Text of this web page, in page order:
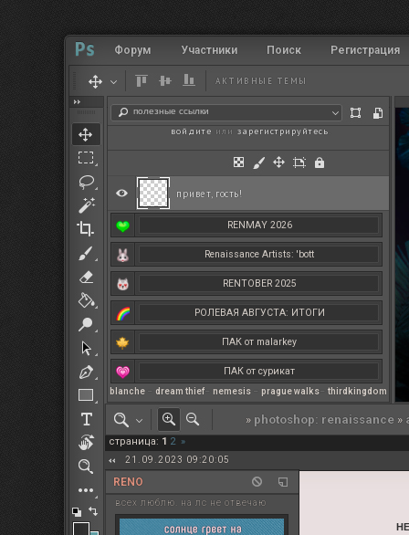
RENMAY 2026
Renaissance Artists: 'bott
RENTOBER 2025
РОЛЕВАЯ АВГУСТА: ИТОГИ
ПАК от malarkey
ПАК от сурикат
РЕНМАЙ
РОЛЕВАЯ МАРТА: ИТОГИ
полезные ссылки
blanche – dream thief– nemesis – prague walks– thirdkingdom
Форум Участники Поиск Регистрация
АКТИВНЫЕ ТЕМЫ
привет, гость!
войдите или зарегистрируйтесь
» photoshop: renaissance »
страница: 1 2 »
21.09.2023 09:20:05
RENO
всех люблю. на лс не отвечаю